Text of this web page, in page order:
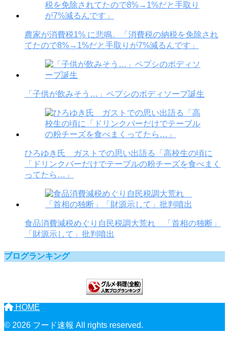
農家が消費税1% に悲鳴。「消費税の納税を免除され
てたので8%→1%だと手取りが7%減るんです」
「子供が飲みそう…」ペプシのボディソープ誕生
ひろゆき氏 ガストでの思い出語る「高校生の頃に
「ドリンクバーだけでテーブルの粉チーズを食べまく
ってたら…」
食品消費減税めぐり自民税調大荒れ 「首相の独断」
「財源示して」批判噴出
ブログランキング
HOME
© 2026 フード速報 All rights reserved.